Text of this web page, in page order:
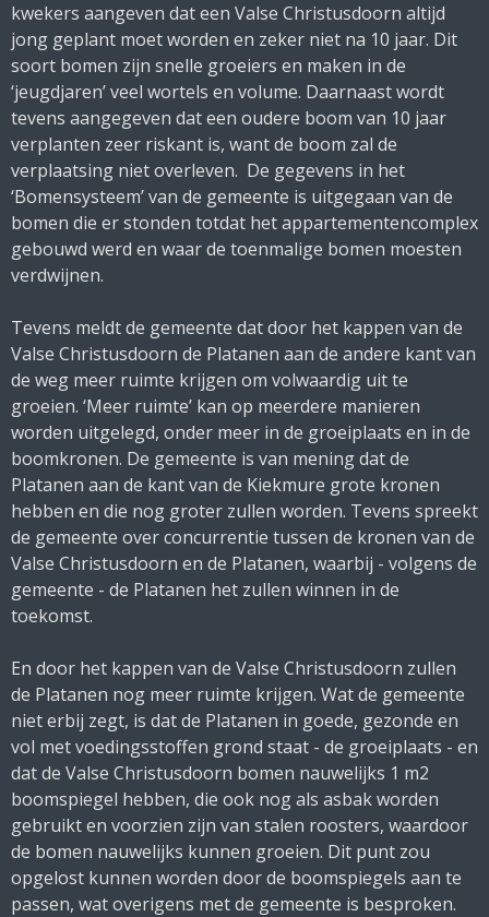
kwekers aangeven dat een Valse Christusdoorn altijd
jong geplant moet worden en zeker niet na 10 jaar. Dit
soort bomen zijn snelle groeiers en maken in de
‘jeugdjaren’ veel wortels en volume. Daarnaast wordt
tevens aangegeven dat een oudere boom van 10 jaar
verplanten zeer riskant is, want de boom zal de
verplaatsing niet overleven. De gegevens in het
‘Bomensysteem’ van de gemeente is uitgegaan van de
bomen die er stonden totdat het appartementencomplex
gebouwd werd en waar de toenmalige bomen moesten
verdwijnen.
Tevens meldt de gemeente dat door het kappen van de
Valse Christusdoorn de Platanen aan de andere kant van
de weg meer ruimte krijgen om volwaardig uit te
groeien. ‘Meer ruimte’ kan op meerdere manieren
worden uitgelegd, onder meer in de groeiplaats en in de
boomkronen. De gemeente is van mening dat de
Platanen aan de kant van de Kiekmure grote kronen
hebben en die nog groter zullen worden. Tevens spreekt
de gemeente over concurrentie tussen de kronen van de
Valse Christusdoorn en de Platanen, waarbij - volgens de
gemeente - de Platanen het zullen winnen in de
toekomst.
En door het kappen van de Valse Christusdoorn zullen
de Platanen nog meer ruimte krijgen. Wat de gemeente
niet erbij zegt, is dat de Platanen in goede, gezonde en
vol met voedingsstoffen grond staat - de groeiplaats - en
dat de Valse Christusdoorn bomen nauwelijks 1 m2
boomspiegel hebben, die ook nog als asbak worden
gebruikt en voorzien zijn van stalen roosters, waardoor
de bomen nauwelijks kunnen groeien. Dit punt zou
opgelost kunnen worden door de boomspiegels aan te
passen, wat overigens met de gemeente is besproken.